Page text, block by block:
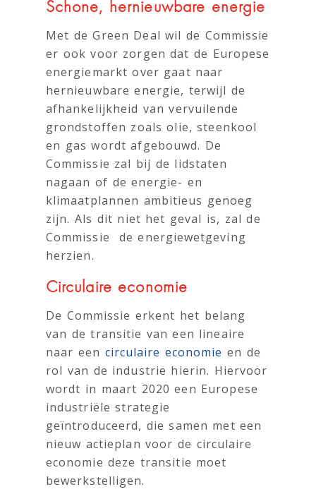
Schone, hernieuwbare energie
Met de Green Deal wil de Commissie
er ook voor zorgen dat de Europese
energiemarkt over gaat naar
hernieuwbare energie, terwijl de
afhankelijkheid van vervuilende
grondstoffen zoals olie, steenkool
en gas wordt afgebouwd. De
Commissie zal bij de lidstaten
nagaan of de energie- en
klimaatplannen ambitieus genoeg
zijn. Als dit niet het geval is, zal de
Commissie de energiewetgeving
herzien.
Circulaire economie
De Commissie erkent het belang
van de transitie van een lineaire
naar een circulaire economie en de
rol van de industrie hierin. Hiervoor
wordt in maart 2020 een Europese
industriële strategie
geïntroduceerd, die samen met een
nieuw actieplan voor de circulaire
economie deze transitie moet
bewerkstelligen.